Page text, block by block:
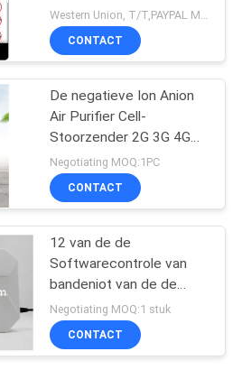
Handbediende Cel
Stoorzender 2G/Blocker
AC110V-240V van
Western Union, T/T,PAYPAL MOQ:1PC
CONTACT
De negatieve Ion Anion
Air Purifier Cell-
Stoorzender 2G 3G 4G
WIFI van het
Telefoonsignaal voor
Huis
Negotiating MOQ:1PC
CONTACT
12 van de de
Softwarecontrole van
bandeniot van de de
Celtelefoon de het
Signaalstoorzender van
Wifi bouwde Antennes
Negotiating MOQ:1 stuk
CONTACT